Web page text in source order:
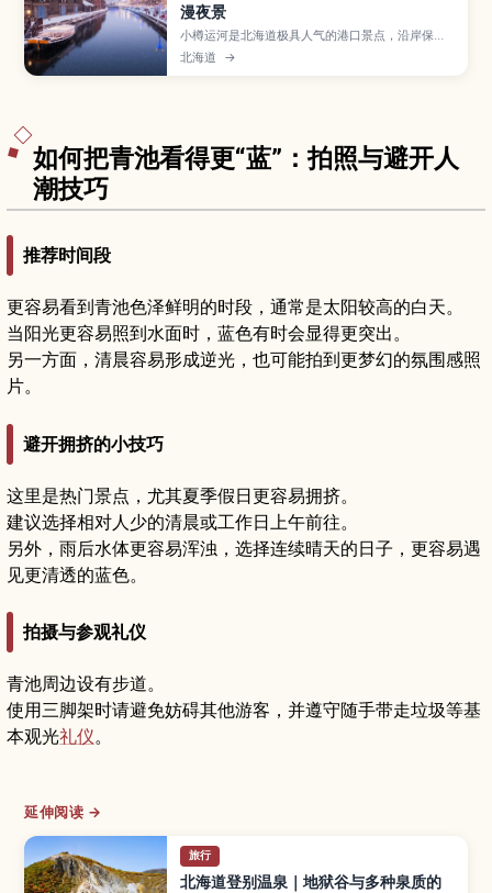
漫夜景
小樽运河是北海道极具人气的港口景点，沿岸保留
着石造仓库和复古煤气灯，白天适合散步拍照，夜
晚灯光倒映在水面格外浪漫。文章介绍运河的历
北海道 →
如何把青池看得更“蓝”：拍照与避开人
潮技巧
推荐时间段
更容易看到青池色泽鲜明的时段，通常是太阳较高的白天。
当阳光更容易照到水面时，蓝色有时会显得更突出。
另一方面，清晨容易形成逆光，也可能拍到更梦幻的氛围感照
片。
避开拥挤的小技巧
这里是热门景点，尤其夏季假日更容易拥挤。
建议选择相对人少的清晨或工作日上午前往。
另外，雨后水体更容易浑浊，选择连续晴天的日子，更容易遇
见更清透的蓝色。
拍摄与参观礼仪
青池周边设有步道。
使用三脚架时请避免妨碍其他游客，并遵守随手带走垃圾等基
本观光礼仪。
延伸阅读 →
旅行
北海道登别温泉｜地狱谷与多种泉质的